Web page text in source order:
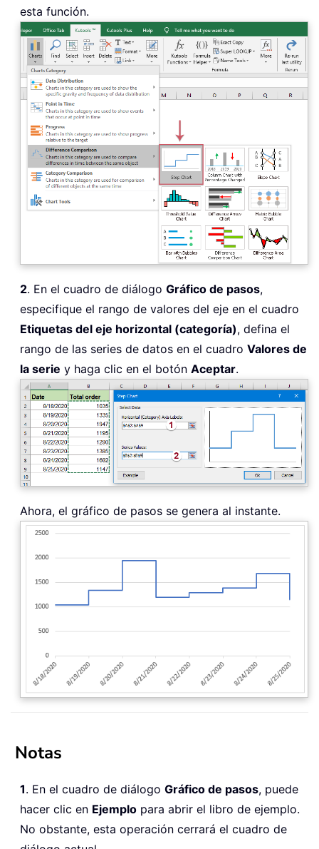
esta función.
2. En el cuadro de diálogo Gráfico de pasos,
especifique el rango de valores del eje en el cuadro
Etiquetas del eje horizontal (categoría), defina el
rango de las series de datos en el cuadro Valores de
la serie y haga clic en el botón Aceptar.
Ahora, el gráfico de pasos se genera al instante.
Notas
1. En el cuadro de diálogo Gráfico de pasos, puede
hacer clic en Ejemplo para abrir el libro de ejemplo.
No obstante, esta operación cerrará el cuadro de